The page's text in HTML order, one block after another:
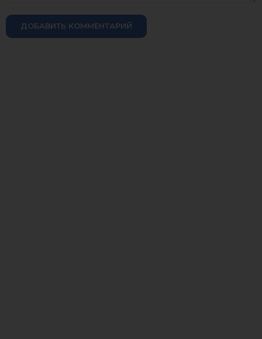
ДОБАВИТЬ КОММЕНТАРИЙ